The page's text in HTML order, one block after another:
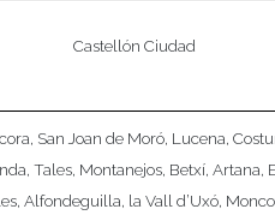
Castellón Ciudad
San Joan de Moró, Lucena,
Tales, Montanejos, Betxí, Artana,
Alfondeguilla, la Vall d’Uxó,